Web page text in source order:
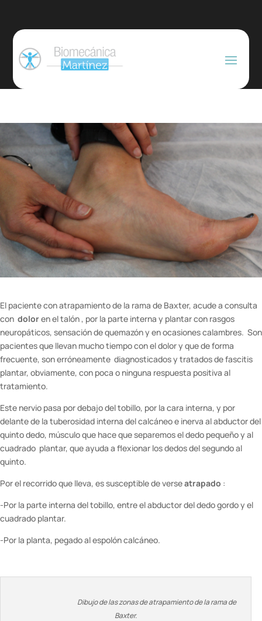
El paciente con atrapamiento de la rama de Baxter, acude a consulta
con doloren el talón , por la parte interna y plantar con rasgos
neuropáticos, sensación de quemazón y en ocasiones calambres. Son
pacientes que llevan mucho tiempo con el dolor y que de forma
frecuente, son erróneamente diagnosticados y tratados de fascitis
plantar, obviamente, con poca o ninguna respuesta positiva al
tratamiento.
Este nervio pasa por debajo del tobillo, por la cara interna, y por
delante de la tuberosidad interna del calcáneo e inerva al abductor del
quinto dedo, músculo que hace que separemos el dedo pequeño y al
cuadrado plantar, que ayuda a flexionar los dedos del segundo al
quinto.
Por el recorrido que lleva, es susceptible de verseatrapado :
-Por la parte interna del tobillo, entre el abductor del dedo gordo y el
cuadrado plantar.
-Por la planta, pegado al espolón calcáneo.
Dibujo de las zonas de atrapamiento de la rama de
Baxter.